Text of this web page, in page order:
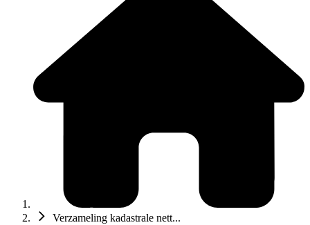
Verzameling kadastrale nett...